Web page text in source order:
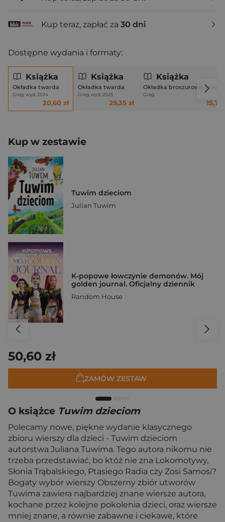
Kup teraz, zapłać za 30 dni
Dostępne wydania i formaty:
Książka
Okładka twarda
Greg, wyd. 2024
20,60 zł
Książka
Okładka twarda
Greg, wyd. 2025
29,35 zł
Książka
Okładka broszurowa
Greg,
15,72
Kup w zestawie
Tuwim dzieciom
Julian Tuwim
K-popowe łowczynie demonów. Mój
golden journal. Oficjalny dziennik
Random House
50,60 zł
ZAMÓW ZESTAW
O książce Tuwim dzieciom
Polecamy nowe, piękne wydanie klasycznego
zbioru wierszy dla dzieci - Tuwim dzieciom
autorstwa Juliana Tuwima. Tego autora nikomu nie
trzeba przedstawiać, bo któż nie zna Lokomotywy,
Słonia Trąbalskiego, Ptasiego Radia czy Zosi Samosi?
Bogaty wybór wierszy Obszerny zbiór utworów
Tuwima zawiera najbardziej znane wiersze autora,
kochane przez kolejne pokolenia dzieci, oraz wiersze
mniej znane, a równie zabawne i ciekawe, które